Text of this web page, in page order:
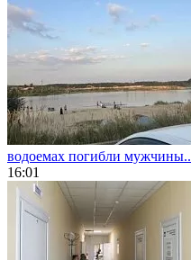
водоемах погибли
16:01